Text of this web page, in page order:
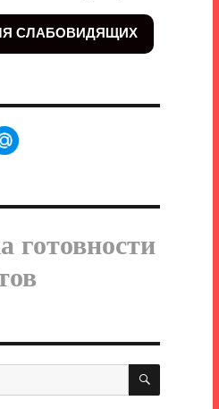
СЛАБОВИДЯЩИХ
готовности
ПОИСК